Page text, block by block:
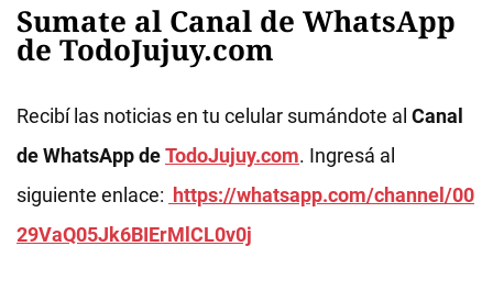
Sumate al Canal de WhatsApp
de TodoJujuy.com
Recibí las noticias en tu celular sumándote al Canal
de WhatsApp deTodoJujuy.com. Ingresá al
siguiente enlace: https://whatsapp.com/channel/00
29VaQ05Jk6BIErMlCL0v0j